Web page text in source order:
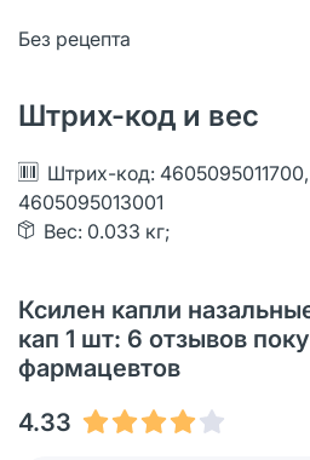
Без рецепта
Штрих-код и вес
Штрих-код:
4605095013001
Вес: 0.033 кг;
Ксилен капли
кап 1 шт: 6 отзывов
фармацевтов
4.33